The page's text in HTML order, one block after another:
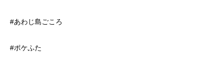
#あわじ島ごころ
#ポケふた